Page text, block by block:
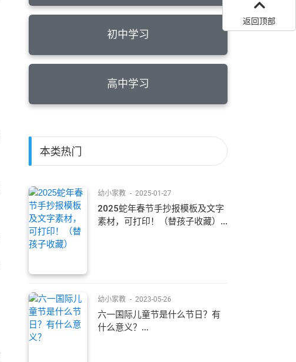
初中学习
高中学习
本类热门
幼小家教 - 2025-01-27
2025蛇年春节手抄报模板及文字
素材，可打印！（替孩子收藏）...
幼小家教 - 2023-05-26
六一国际儿童节是什么节日？有
什么意义？...
返回顶部